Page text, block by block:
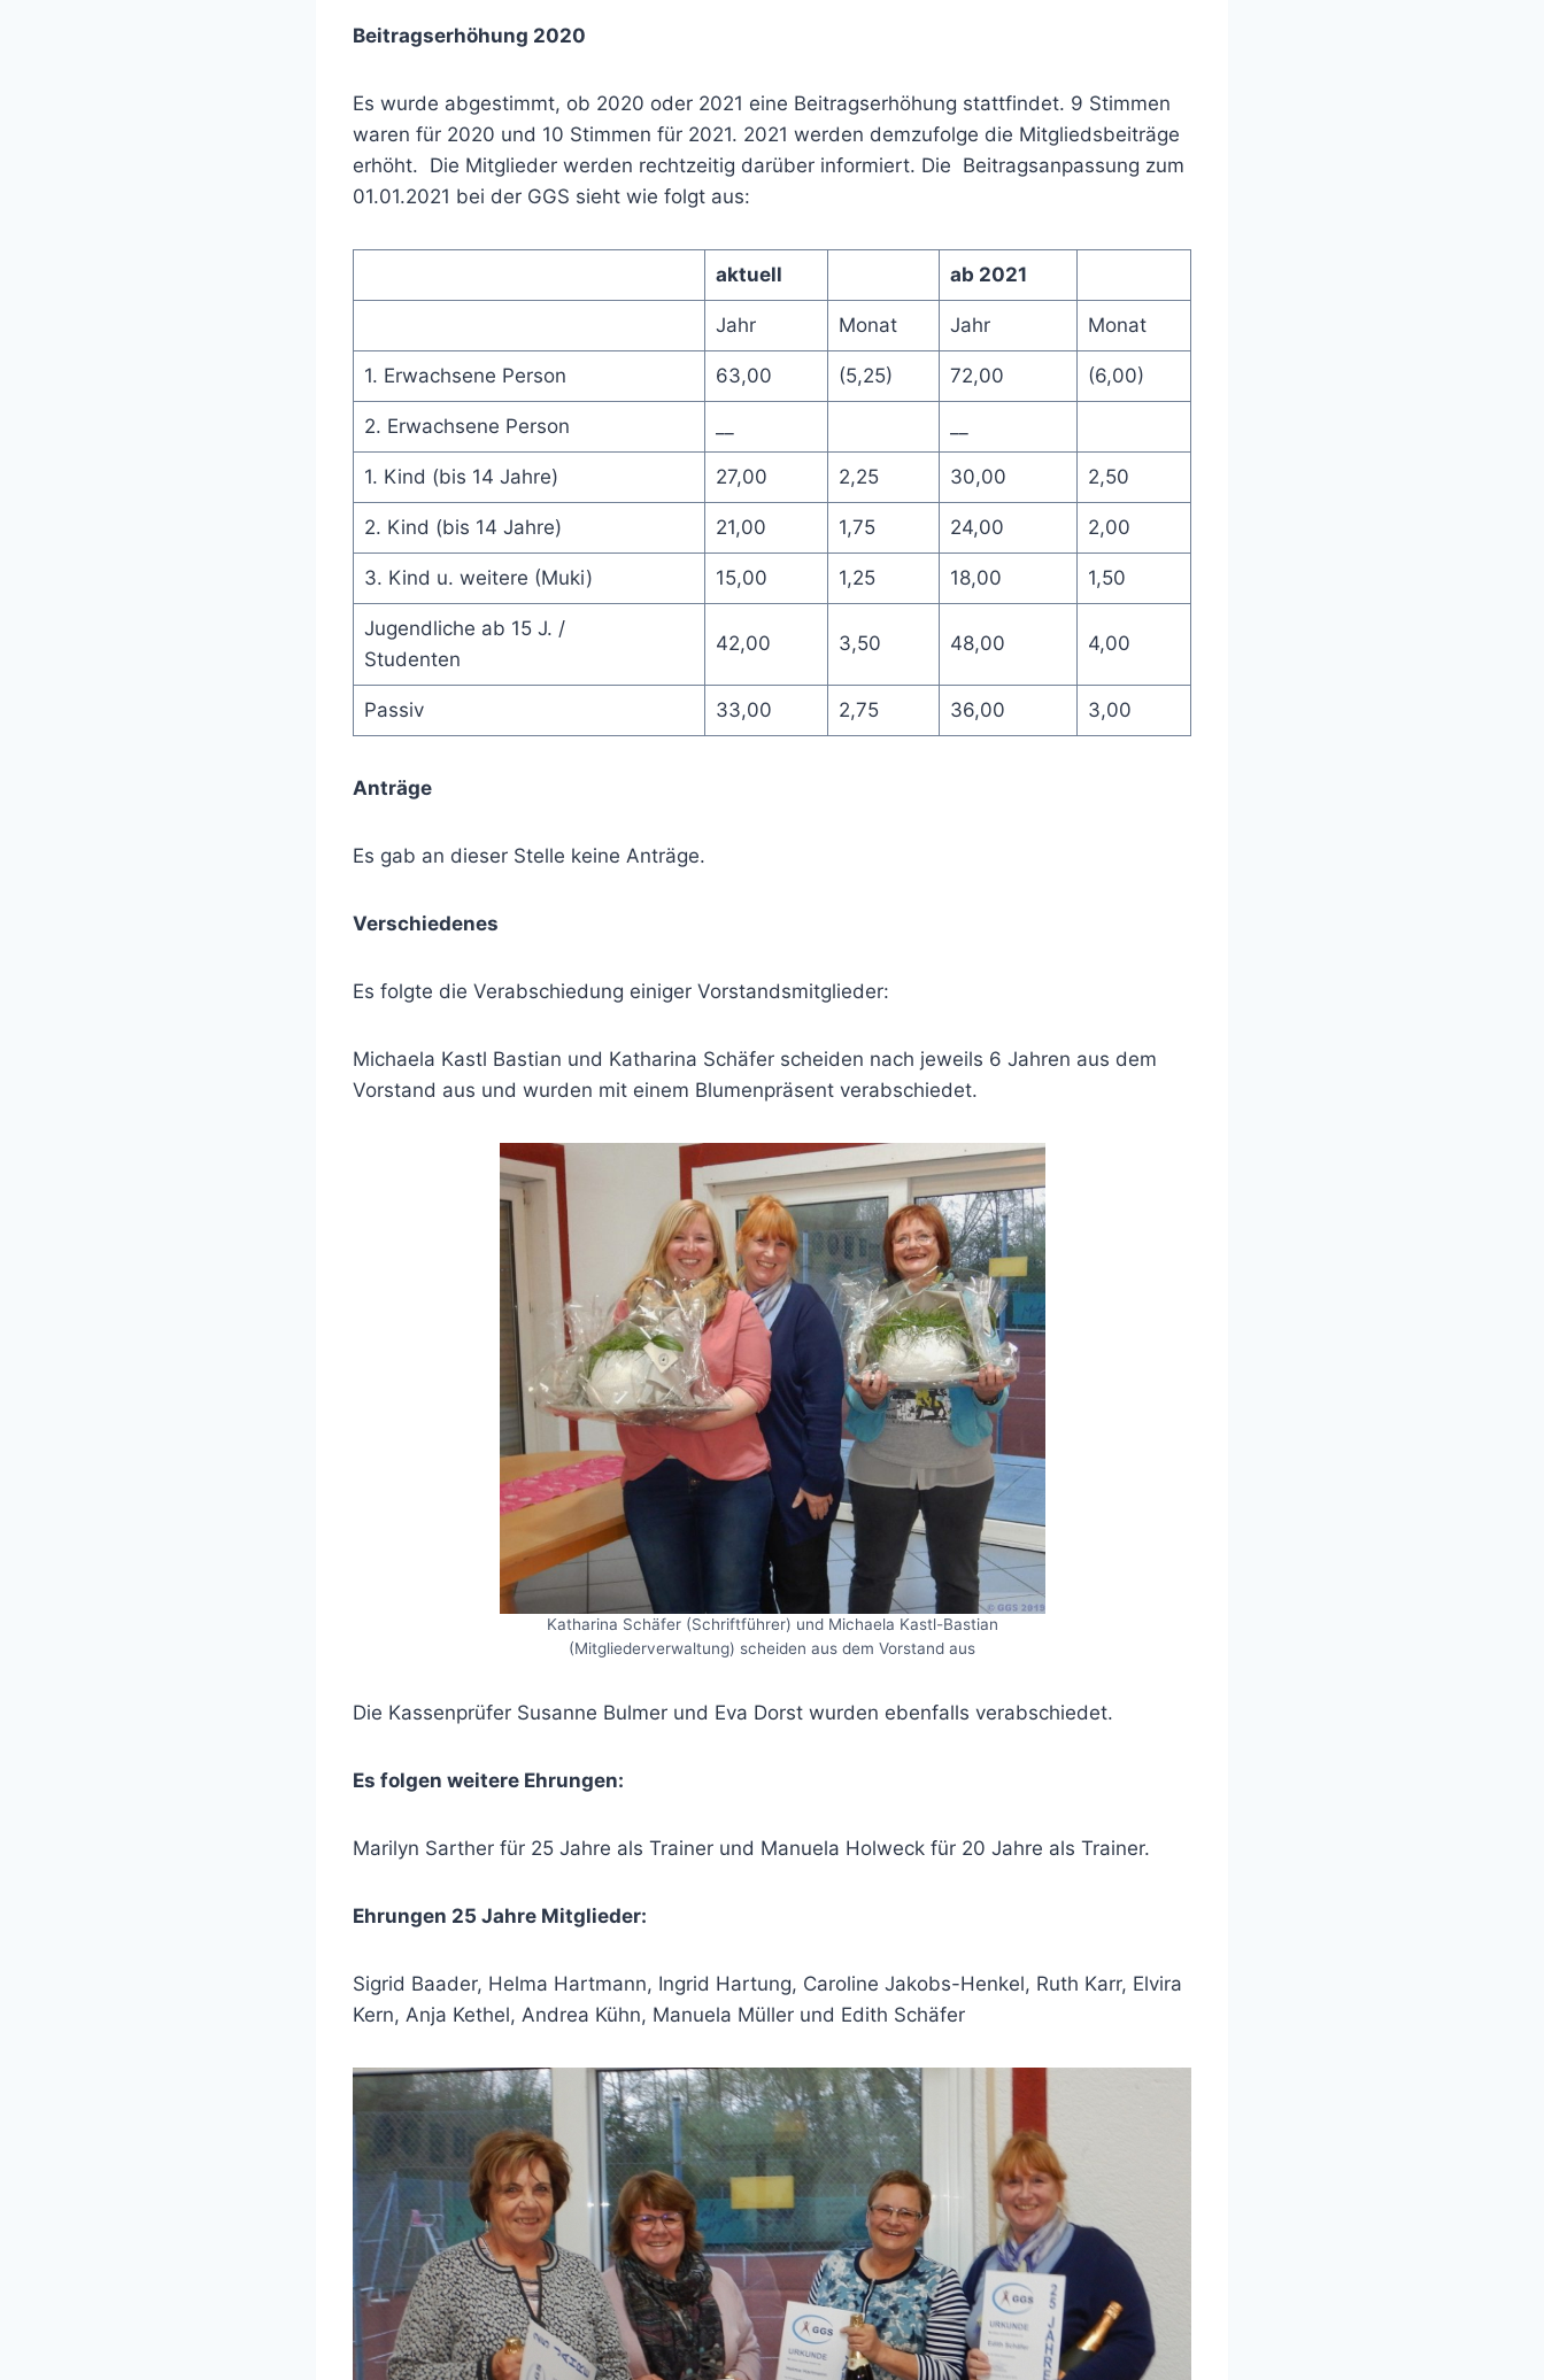
Beitragserhöhung 2020
Es wurde abgestimmt, ob 2020 oder 2021 eine Beitragserhöhung stattfindet. 9 Stimmen
waren für 2020 und 10 Stimmen für 2021. 2021 werden demzufolge die Mitgliedsbeiträge
erhöht. Die Mitglieder werden rechtzeitig darüber informiert. Die Beitragsanpassung zum
01.01.2021 bei der GGS sieht wie folgt aus:
aktuell ab 2021
Jahr Monat Jahr Monat
1. Erwachsene Person 63,00 (5,25) 72,00 (6,00)
2. Erwachsene Person
1. Kind (bis 14 Jahre) 27,00 2,25 30,00 2,50
2. Kind (bis 14 Jahre) 21,00 1,75 24,00 2,00
3. Kind u. weitere (Muki) 15,00 1,25 18,00 1,50
Jugendliche ab 15 J. /
Studenten
42,00 3,50 48,00 4,00
Passiv 33,00 2,75 36,00 3,00
Anträge
Es gab an dieser Stelle keine Anträge.
Verschiedenes
Es folgte die Verabschiedung einiger Vorstandsmitglieder:
Michaela Kastl Bastian und Katharina Schäfer scheiden nach jeweils 6 Jahren aus dem
Vorstand aus und wurden mit einem Blumenpräsent verabschiedet.
Katharina Schäfer (Schriftführer) und Michaela Kastl-Bastian
(Mitgliederverwaltung) scheiden aus dem Vorstand aus
Die Kassenprüfer Susanne Bulmer und Eva Dorst wurden ebenfalls verabschiedet.
Es folgen weitere Ehrungen:
Marilyn Sarther für 25 Jahre als Trainer und Manuela Holweck für 20 Jahre als Trainer.
Ehrungen 25 Jahre Mitglieder:
Sigrid Baader, Helma Hartmann, Ingrid Hartung, Caroline Jakobs-Henkel, Ruth Karr, Elvira
Kern, Anja Kethel, Andrea Kühn, Manuela Müller und Edith Schäfer